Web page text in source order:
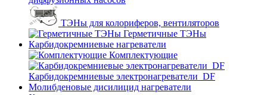
ТЭНы для колориферов, вентиляторов
Герметичные ТЭНы
Карбидокремниевые нагреватели
Комплектующие
Карбидокремниевые электронагреватели_DF
Молибденовые дисилицид нагреватели